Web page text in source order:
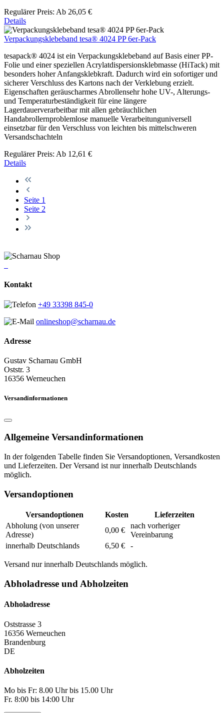
Regulärer Preis: Ab 26,05 €
Details
Verpackungsklebeband tesa® 4024 PP 6er-Pack
tesapack® 4024 ist ein Verpackungsklebeband auf Basis einer PP-
Folie und einer speziellen Acrylatdispersionsklebmasse (HiTack) mit
besonders hoher Anfangsklebkraft. Dadurch wird ein sofortiger und
sicherer Verschluss des Kartons nach der Verklebung erzielt.
Eigenschaften geräuscharmes Abrollensehr hohe UV-, Alterungs-
und Temperaturbeständigkeit für eine längere
Lagerdauerverarbeitbar mit allen gebräuchlichen
Handabrollernproblemlose manuelle Verarbeitunguniversell
einsetzbar für den Verschluss von leichten bis mittelschweren
Versandschachteln
Regulärer Preis: Ab 12,61 €
Details
Seite 1
Seite 2
Kontakt
+49 33398 845-0
onlineshop@scharnau.de
Adresse
Gustav Scharnau GmbH
Oststr. 3
16356 Werneuchen
Versandinformationen
Allgemeine Versandinformationen
In der folgenden Tabelle finden Sie Versandoptionen, Versandkosten
und Lieferzeiten. Der Versand ist nur innerhalb Deutschlands
möglich.
Versandoptionen
Versandoptionen Kosten
Lieferzeiten
Abholung (von unserer
Adresse)
0,00 €
nach vorheriger
Vereinbarung
innerhalb Deutschlands
6,50 € -
Versand nur innerhalb Deutschlands möglich.
Abholadresse und Abholzeiten
Abholadresse
Oststrasse 3
16356 Werneuchen
Brandenburg
DE
Abholzeiten
Mo bis Fr: 8.00 Uhr bis 15.00 Uhr
Fr. 8:00 bis 14:00 Uhr